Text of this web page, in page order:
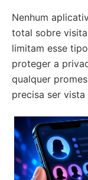
Nenhum
total sobre
limitam esse
proteger a
qualquer
precisa ser